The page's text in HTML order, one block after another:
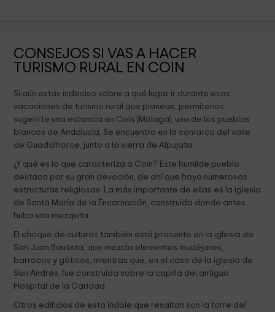
CONSEJOS SI VAS A HACER
TURISMO RURAL EN COIN
Si aún estás indeciso sobre a qué lugar ir durante esas
vacaciones de turismo rural que planeas, permítenos
sugerirte una estancia en Coín (Málaga), uno de los pueblos
blancos de Andalucía. Se encuentra en la comarca del valle
de Guadalhorce, junto a la sierra de Alpujata.
¿Y qué es lo que caracteriza a Coín? Este humilde pueblo
destaca por su gran devoción, de ahí que haya numerosas
estructuras religiosas. La más importante de ellas es la iglesia
de Santa María de la Encarnación, construida donde antes
hubo una mezquita.
El choque de culturas también está presente en la iglesia de
San Juan Bautista, que mezcla elementos mudéjares,
barrocos y góticos, mientras que, en el caso de la iglesia de
San Andrés, fue construida sobre la capilla del antiguo
Hospital de la Caridad.
Otros edificios de esta índole que resaltan son la torre del